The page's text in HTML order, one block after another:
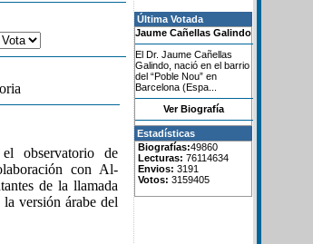
observatorio de
con Al-
de la llamada
versión árabe del
Última Votada
Jaume Cañellas Galindo
El Dr. Jaume Cañellas
Galindo, nació en el barrio
del “Poble Nou” en
Barcelona (Espa...
Ver Biografía
Estadísticas
Biografías:49860
Lecturas: 76114634
Envios: 3191
Votos: 3159405